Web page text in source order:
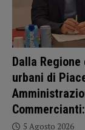
Dalla
urbani di
5 Agosto 2026